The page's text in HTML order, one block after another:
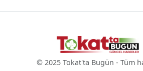
© 2025 Tokat'ta Bugün - Tüm